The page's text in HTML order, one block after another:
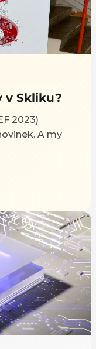
v Skliku?
2023)
A my